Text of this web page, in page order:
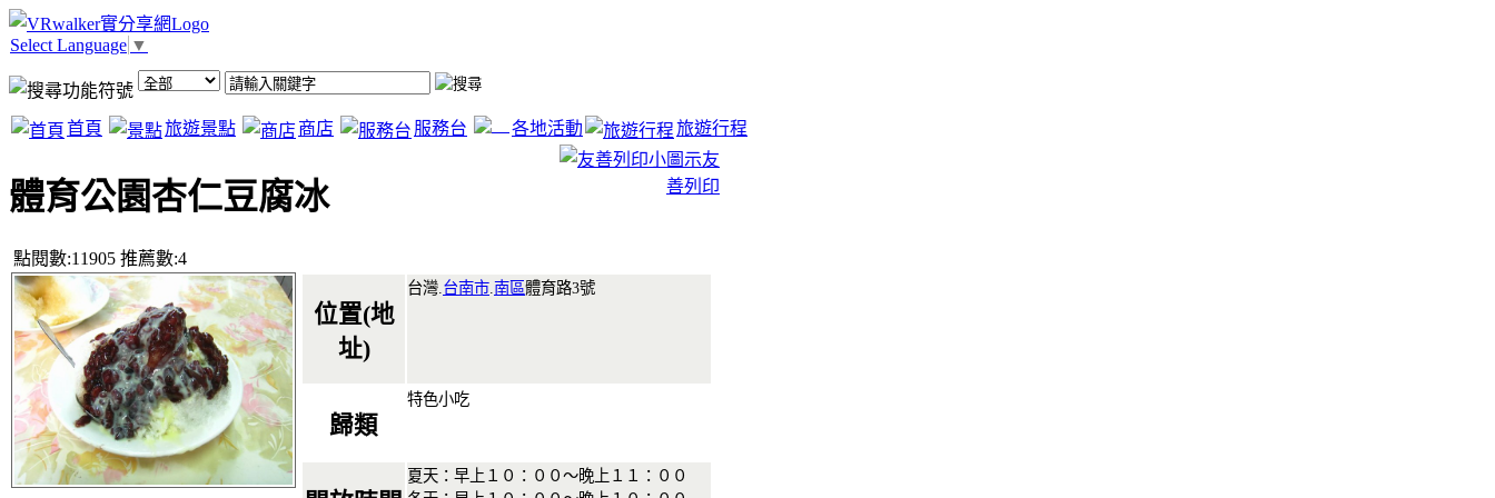
Select Language ▼
首頁 旅遊景點 商店 服務台 各地活動 旅遊行程
體育公園杏仁豆腐冰
點閱數:11905 推薦數:4
友
善列印
位置(地
址)
台灣. 台南市 南區體育路3號
歸類
特色小吃
夏天：早上１０：００～晚上１１：００